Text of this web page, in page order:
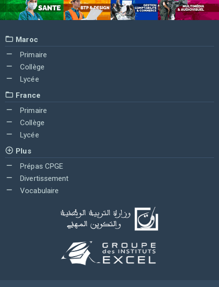
Maroc
Primaire
Collège
Lycée
France
Primaire
Collège
Lycée
Plus
Prépas CPGE
Divertissement
Vocabulaire